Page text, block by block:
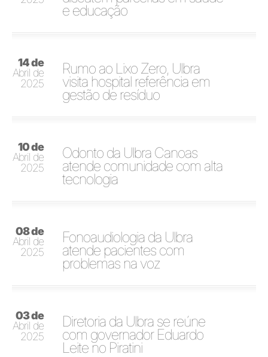
e educação
14 de
Abril de
2025
Rumo ao Lixo Zero, Ulbra
visita hospital referência em
gestão de resíduo
10 de
Abril de
2025
Odonto da Ulbra Canoas
atende comunidade com alta
tecnologia
08 de
Abril de
2025
Fonoaudiologia da Ulbra
atende pacientes com
problemas na voz
03 de
Abril de
2025
Diretoria da Ulbra se reúne
com governador Eduardo
Leite no Piratini